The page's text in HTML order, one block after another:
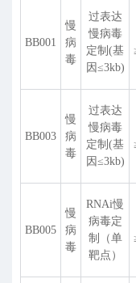
BB001
慢
病
毒
过表达
慢病毒
定制(基
因≤3kb)
BB003
慢
病
毒
过表达
慢病毒
定制(基
因≤3kb)
BB005
慢
病
毒
RNAi慢
病毒定
制（单
靶点）